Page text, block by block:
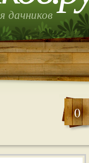
дачников
0